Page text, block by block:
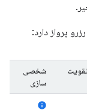
دارد:
شخصی
سازی